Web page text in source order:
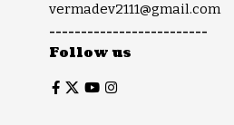
vermadev2111@gmail.com
-------------------------
Follow us